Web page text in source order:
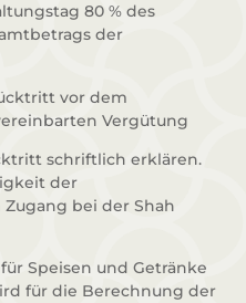
80 % des
der
vor dem
Vergütung
schriftlich erklären.
der
bei der Shah
Speisen und Getränke
für die Berechnung der